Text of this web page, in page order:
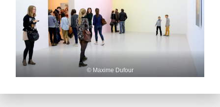
© Maxime Dufour